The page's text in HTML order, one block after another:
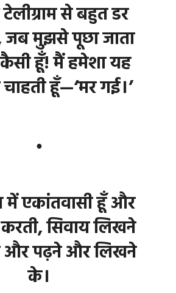
से बहुत डर
मुझसे पूछा जाता
हूँ! मैं हमेशा यह
चाहती हूँ—‘मर गई।’
●
में एकांतवासी हूँ और
सिवाय लिखने
पढ़ने और लिखने
के।